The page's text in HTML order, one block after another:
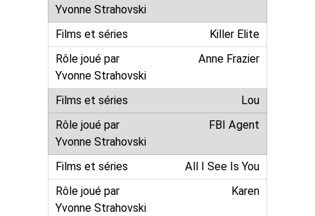
Killer Elite
Anne Frazier
Lou
FBI Agent
All I See Is You
Karen